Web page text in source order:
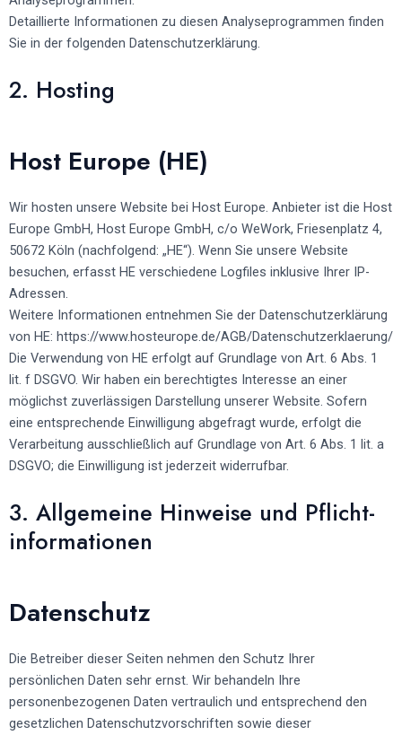
Detaillierte Informationen zu diesen Analyseprogrammen finden
Sie in der folgenden Datenschutzerklärung.
2. Hosting
Host Europe (HE)
Wir hosten unsere Website bei Host Europe. Anbieter ist die Host
Europe GmbH, Host Europe GmbH, c/o WeWork, Friesenplatz 4,
50672 Köln (nachfolgend: „HE“). Wenn Sie unsere Website
besuchen, erfasst HE verschiedene Logfiles inklusive Ihrer IP-
Adressen.
Weitere Informationen entnehmen Sie der Datenschutzerklärung
von HE: https://www.hosteurope.de/AGB/Datenschutzerklaerung/
Die Verwendung von HE erfolgt auf Grundlage von Art. 6 Abs. 1
lit. f DSGVO. Wir haben ein berechtigtes Interesse an einer
möglichst zuverlässigen Darstellung unserer Website. Sofern
eine entsprechende Einwilligung abgefragt wurde, erfolgt die
Verarbeitung ausschließlich auf Grundlage von Art. 6 Abs. 1 lit. a
DSGVO; die Einwilligung ist jederzeit widerrufbar.
3. Allgemeine Hinweise und Pflicht­
informationen
Datenschutz
Die Betreiber dieser Seiten nehmen den Schutz Ihrer
persönlichen Daten sehr ernst. Wir behandeln Ihre
personenbezogenen Daten vertraulich und entsprechend den
gesetzlichen Datenschutzvorschriften sowie dieser